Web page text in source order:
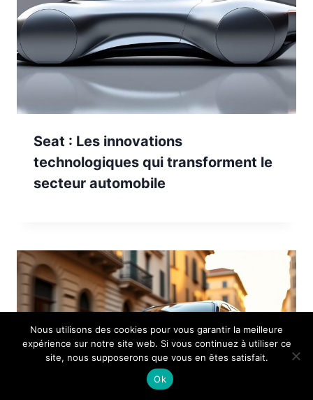
Seat : Les innovations
technologiques qui transforment le
secteur automobile
Nous utilisons des cookies pour vous garantir la meilleure
expérience sur notre site web. Si vous continuez à utiliser ce
site, nous supposerons que vous en êtes satisfait.
Ok